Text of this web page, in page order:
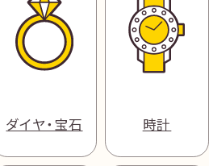
ダイヤ・宝石 時計